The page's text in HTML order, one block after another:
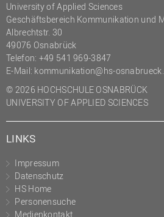
University of Applied Sciences
Geschäftsbereich Kommunikation und
Albrechtstr. 30
49076 Osnabrück
Telefon: +49 541 969-3847
E-Mail: kommunikation@hs-
© 2026 HOCHSCHULE OSNABRÜCK
UNIVERSITY OF APPLIED SCIENCES
LINKS
Impressum
Datenschutz
HS Home
Personensuche
Medienkontakt